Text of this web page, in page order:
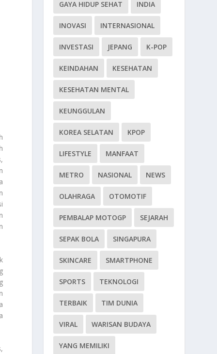
GAYA HIDUP SEHAT INDIA
INOVASI INTERNASIONAL
INVESTASI JEPANG K-POP
KEINDAHAN KESEHATAN
KESEHATAN MENTAL
KEUNGGULAN
KOREA SELATAN KPOP
LIFESTYLE MANFAAT
METRO NASIONAL NEWS
OLAHRAGA OTOMOTIF
PEMBALAP MOTOGP SEJARAH
SEPAK BOLA SINGAPURA
SKINCARE SMARTPHONE
SPORTS TEKNOLOGI
TERBAIK TIM DUNIA
VIRAL WARISAN BUDAYA
YANG MEMILIKI